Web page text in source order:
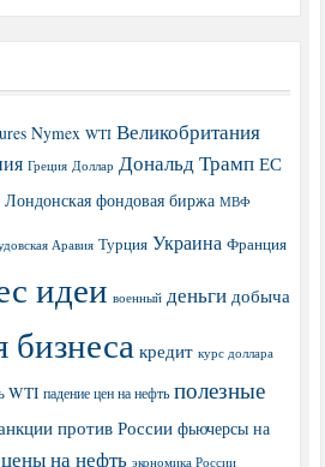
Nymex WTI Великобритания
Греция Доллар Дональд Трамп ЕС
Лондонская фондовая биржа МВФ
Аравия Турция Украина Франция
идеи военный деньги добыча
бизнеса кредит курс доллара
WTI падение цен на нефть полезные
против России фьючерсы на
цены на нефть экономика России